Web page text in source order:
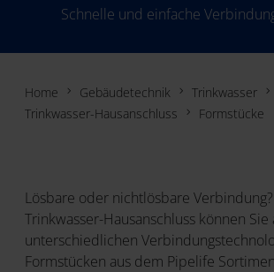
Schnelle und einfache
Home Gebäudetechnik
Trinkwasser
Trinkwasser-Hausanschluss
Formstücke
Lösbare oder nichtlösbare
Trinkwasser-Hausanschluss können Sie
unterschiedlichen
Formstücken aus dem Pipelife